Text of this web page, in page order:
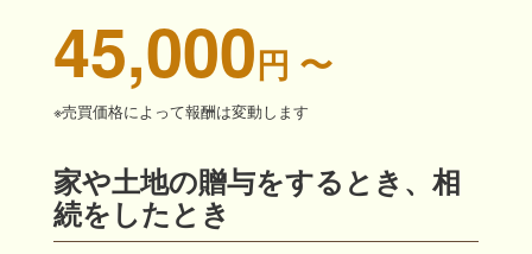
45,000円 〜
※売買価格によって報酬は変動します
家や土地の贈与をするとき、相
続をしたとき